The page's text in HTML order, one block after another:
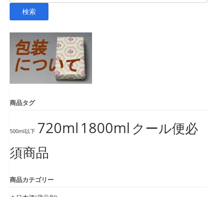
索
検索
商品タグ
500ml以下 720ml 1800ml クール便必
須商品
商品カテゴリー